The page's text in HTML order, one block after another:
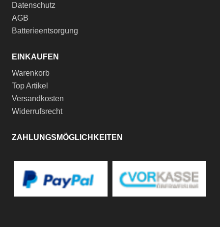
Datenschutz
AGB
Batterieentsorgung
EINKAUFEN
Warenkorb
Top Artikel
Versandkosten
Widerrufsrecht
ZAHLUNGSMÖGLICHKEITEN